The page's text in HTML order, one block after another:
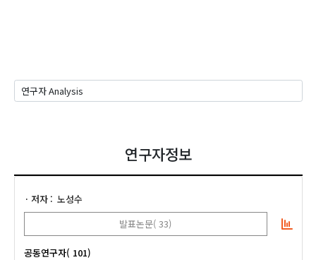
연구자정보
저자
노성수
발표논문( 33)
공동연구자( 101)